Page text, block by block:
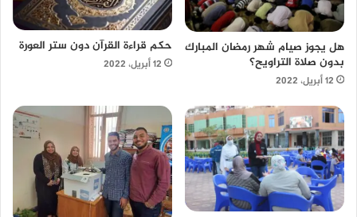
هل يجوز صيام شهر رمضان المبارك
بدون صلاة التراويح؟
12 أبريل، 2022
حكم قراءة القرآن دون ستر العورة
12 أبريل، 2022